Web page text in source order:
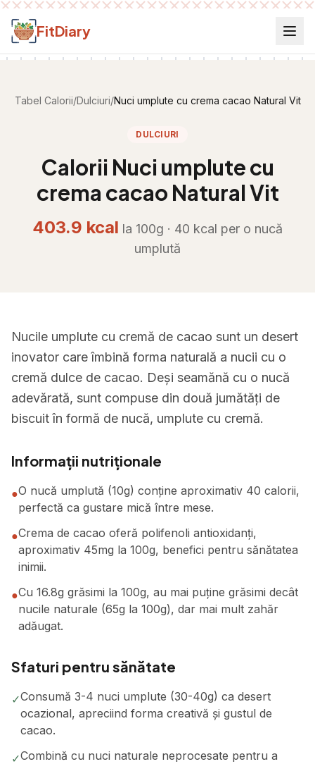
Salt la conținut
FitDiary
Tabel Calorii/Dulciuri/Nuci umplute cu crema cacao Natural Vit
DULCIURI
Calorii Nuci umplute cu
crema cacao Natural Vit
403.9 kcal la 100g · 40 kcal per o nucă
umplută
Nucile umplute cu cremă de cacao sunt un desert
inovator care îmbină forma naturală a nucii cu o
cremă dulce de cacao. Deși seamănă cu o nucă
adevărată, sunt compuse din două jumătăți de
biscuit în formă de nucă, umplute cu cremă.
Informații nutriționale
●O nucă umplută (10g) conține aproximativ 40 calorii,
perfectă ca gustare mică între mese.
●Crema de cacao oferă polifenoli antioxidanți,
aproximativ 45mg la 100g, benefici pentru sănătatea
inimii.
●Cu 16.8g grăsimi la 100g, au mai puține grăsimi decât
nucile naturale (65g la 100g), dar mai mult zahăr
adăugat.
Sfaturi pentru sănătate
✓Consumă 3-4 nuci umplute (30-40g) ca desert
ocazional, apreciind forma creativă și gustul de
cacao.
✓Combină cu nuci naturale neprocesate pentru a